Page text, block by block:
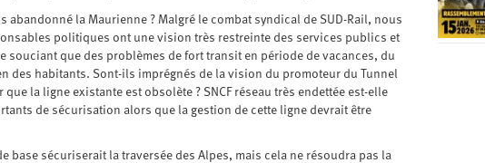
abandonné la Maurienne ? Malgré le combat syndical de SUD-Rail, nous
politiques ont une vision très restreinte des services publics et
souciant que des problèmes de fort transit en période de vacances, du
des habitants. Sont-ils imprégnés de la vision du promoteur du Tunnel
la ligne existante est obsolète ? SNCF réseau très endettée est-elle
de sécurisation alors que la gestion de cette ligne devrait être
base sécuriserait la traversée des Alpes, mais cela ne résoudra pas la